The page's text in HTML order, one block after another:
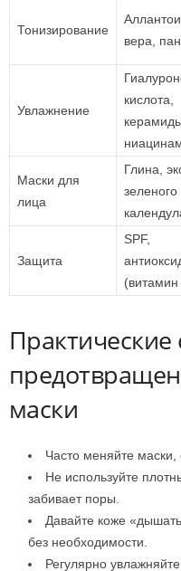
Тонизирование
вера,
Увлажнение
кислота,
Маски для
лица
Глина,
зеленого
Защита
SPF,
Практические
маски
Часто меняйте маски,
Не используйте
забивает поры.
Давайте коже
без необходимости.
Регулярно